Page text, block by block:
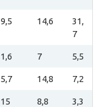
9,5 14,6
31,
7
1,6 7 5,5
5,7 14,8 7,2
15 8,8 3,3